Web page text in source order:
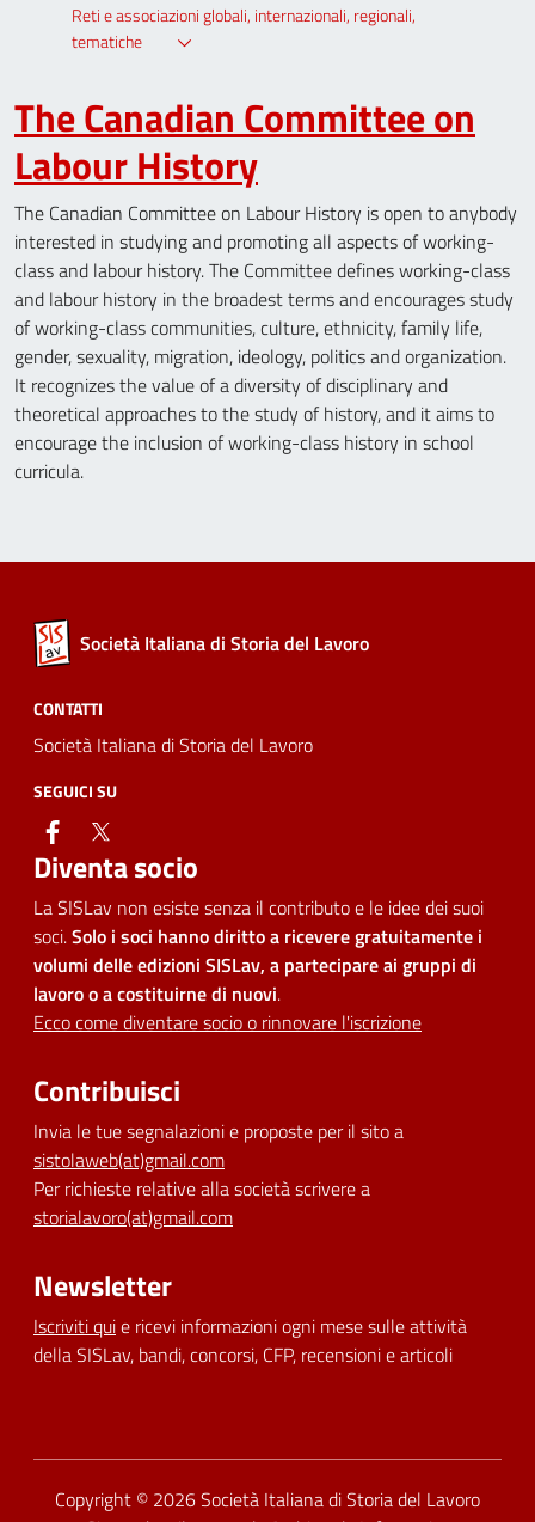
The Canadian Committee on
Labour History
The Canadian Committee on Labour History is open to anybody
interested in studying and promoting all aspects of working-
class and labour history. The Committee defines working-class
and labour history in the broadest terms and encourages study
of working-class communities, culture, ethnicity, family life,
gender, sexuality, migration, ideology, politics and organization.
It recognizes the value of a diversity of disciplinary and
theoretical approaches to the study of history, and it aims to
encourage the inclusion of working-class history in school
curricula.
Reti e associazioni globali, internazionali, regionali,
tematiche
Società Italiana di Storia del Lavoro
CONTATTI
Società Italiana di Storia del Lavoro
SEGUICI SU
facebook
Diventa socio
La SISLav non esiste senza il contributo e le idee dei suoi
soci.Solo i soci hanno diritto a ricevere gratuitamente i
volumi delle edizioni SISLav, a partecipare ai gruppi di
lavoro o a costituirne di nuovi.
Ecco come diventare socio o rinnovare l'iscrizione
Contribuisci
Invia le tue segnalazioni e proposte per il sito a
sistolaweb(at)gmail.com
Per richieste relative alla società scrivere a
storialavoro(at)gmail.com
Newsletter
Iscriviti quie ricevi informazioni ogni mese sulle attività
della SISLav, bandi, concorsi, CFP, recensioni e articoli
Copyright © 2026Società Italiana di Storia del Lavoro